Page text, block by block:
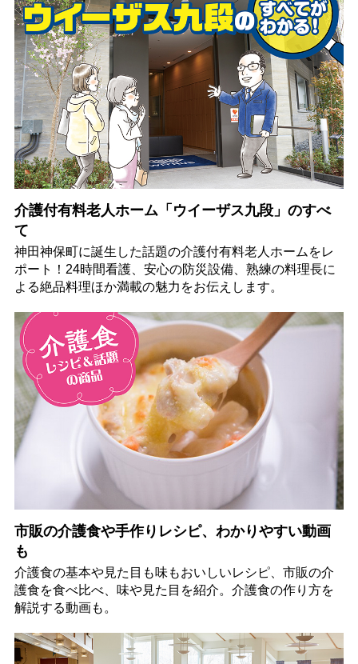
介護付有料老人ホーム「ウイーザス九段」のすべ
て
神田神保町に誕生した話題の介護付有料老人ホームをレ
ポート！24時間看護、安心の防災設備、熟練の料理長に
よる絶品料理ほか満載の魅力をお伝えします。
市販の介護食や手作りレシピ、わかりやすい動画
も
介護食の基本や見た目も味もおいしいレシピ、市販の介
護食を食べ比べ、味や見た目を紹介。介護食の作り方を
解説する動画も。